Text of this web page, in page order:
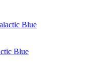
Blue